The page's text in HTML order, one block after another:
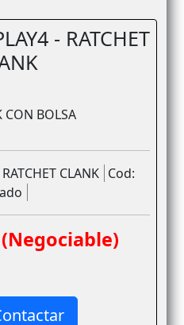
- RATCHET
CON BOLSA
CLANK Cod: